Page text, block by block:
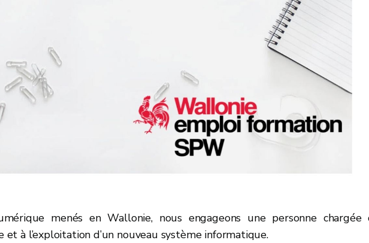
menés en Wallonie, nous engageons une personne chargée
à l’exploitation d’un nouveau système informatique.